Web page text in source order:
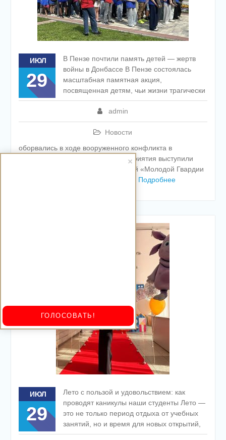
ИЮЛ
29
admin
Новости
В Пензе почтили память детей — жертв
войны в Донбассе В Пензе состоялась
масштабная памятная акция,
посвященная детям, чьи жизни трагически
оборвались в ходе вооруженного конфликта в
Донбассе. Организаторами мероприятия выступили
активисты региональных отделений «Молодой Гвардии
Подробнее
ИЮЛ
29
Лето с пользой и удовольствием: как
проводят каникулы наши студенты Лето —
это не только период отдыха от учебных
занятий, но и время для новых открытий,
ГОЛОСОВАТЬ!